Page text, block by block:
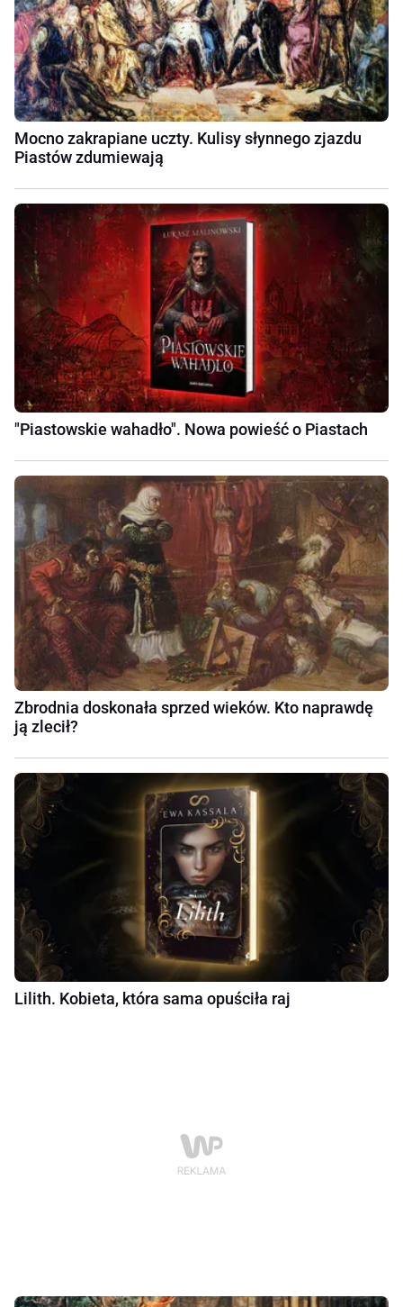
Mocno zakrapiane uczty. Kulisy słynnego zjazdu
Piastów zdumiewają
"Piastowskie wahadło". Nowa powieść o Piastach
Zbrodnia doskonała sprzed wieków. Kto naprawdę
ją zlecił?
Lilith. Kobieta, która sama opuściła raj